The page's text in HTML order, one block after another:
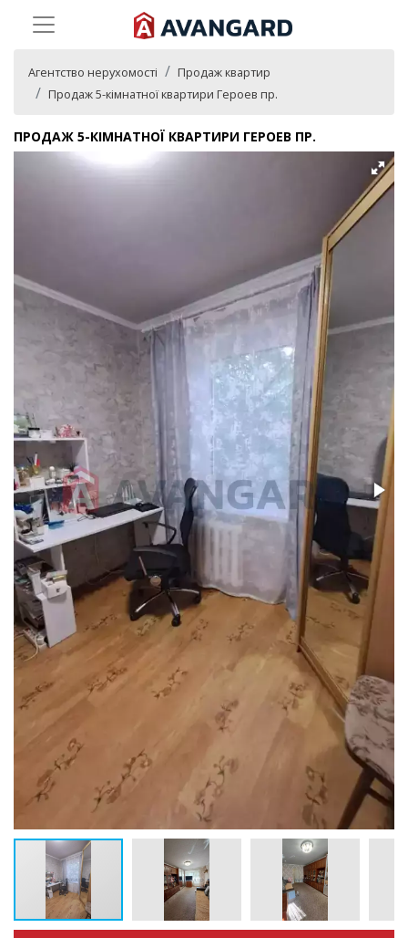
Агентство нерухомості
Продаж квартир
Продаж 5-кімнатної квартири Героев пр.
ПРОДАЖ 5-КІМНАТНОЇ КВАРТИРИ ГЕРОЕВ ПР.